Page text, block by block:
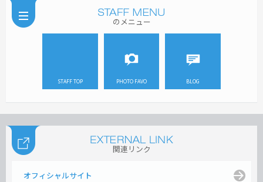
のメニュー
STAFF TOP PHOTO FAVO BLOG
関連リンク
オフィシャルサイト